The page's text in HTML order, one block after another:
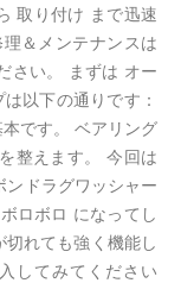
取り付け まで迅速
＆メンテナンスは
さい。 まずは オー
以下の通りです：
です。 ベアリング
整えます。 今回は
ドラグワッシャー
ロボロ になってし
れても強く機能し
してみてください